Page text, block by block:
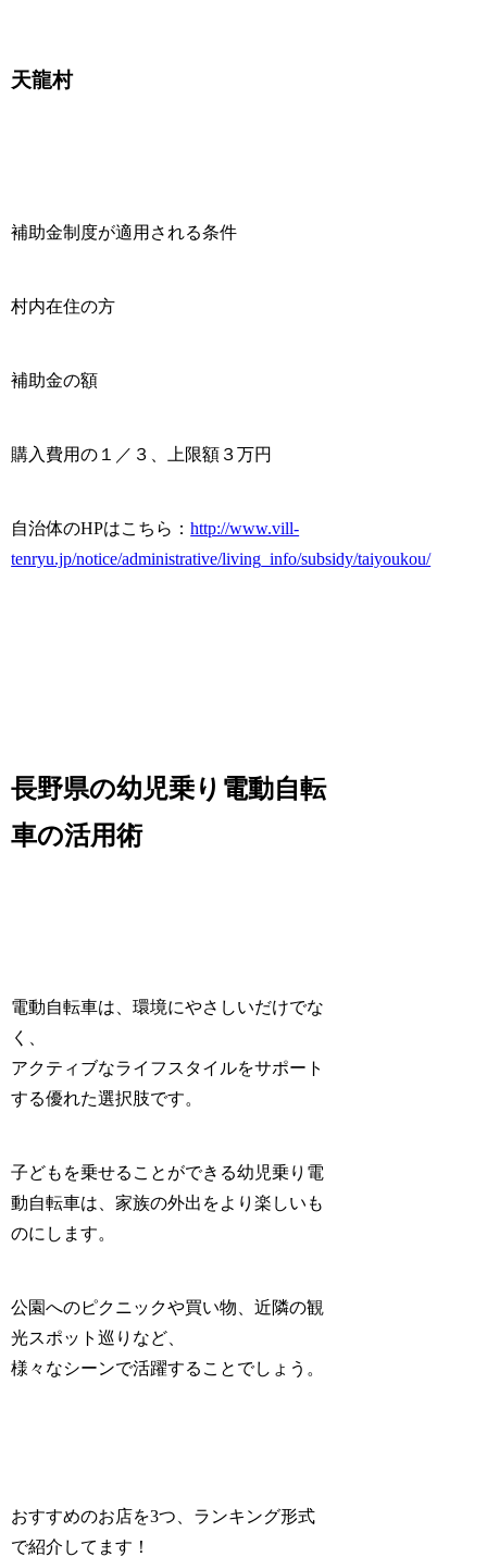
天龍村
補助金制度が適用される条件
村内在住の方
補助金の額
購入費用の１／３、上限額３万円
自治体のHPはこちら：http://www.vill-
tenryu.jp/notice/administrative/living_info/subsidy/taiyoukou/
長野県の幼児乗り電動自転
車の活用術
電動自転車は、環境にやさしいだけでな
く、
アクティブなライフスタイルをサポート
する優れた選択肢です。
子どもを乗せることができる幼児乗り電
動自転車は、家族の外出をより楽しいも
のにします。
公園へのピクニックや買い物、近隣の観
光スポット巡りなど、
様々なシーンで活躍することでしょう。
おすすめのお店を3つ、ランキング形式
で紹介してます！